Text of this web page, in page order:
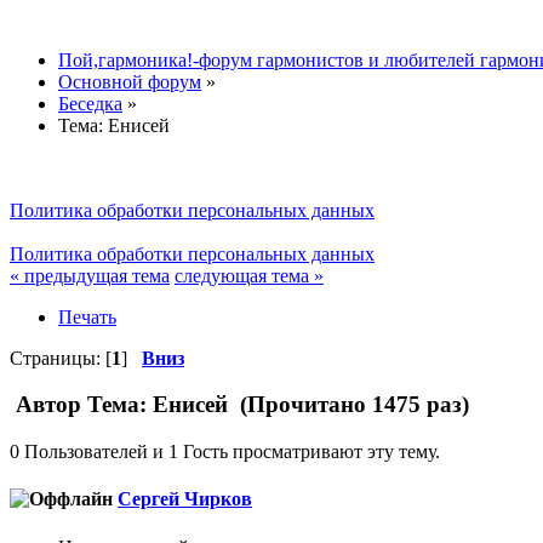
Пой,гармоника!-форум гармонистов и любителей
Основной форум »
Беседка »
Тема: Енисей
Политика обработки персональных данных
Политика обработки персональных данных
« предыдущая тема следующая тема »
Печать
Страницы: [1] Вниз
Автор Тема: Енисей (Прочитано 1475 раз)
0 Пользователей и 1 Гость просматривают эту тему.
Сергей Чирков